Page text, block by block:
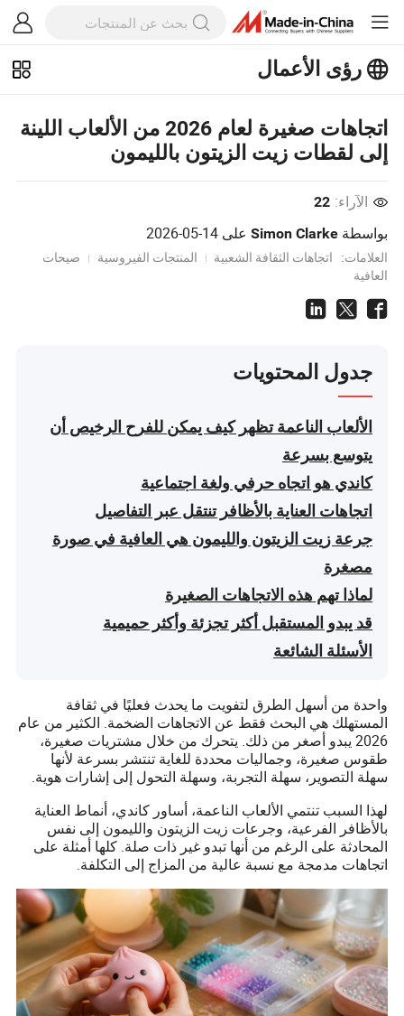
رؤى الأعمال
اتجاهات صغيرة لعام 2026 من الألعاب اللينة
إلى لقطات زيت الزيتون بالليمون
الآراء: 22
بواسطةSimon Clarke على2026-05-14
العلامات: اتجاهات الثقافة الشعبية المنتجات الفيروسية
صيحات
العافية
جدول المحتويات
الألعاب الناعمة تظهر كيف يمكن للفرح الرخيص أن
يتوسع بسرعة
كاندي هو اتجاه حرفي ولغة اجتماعية
اتجاهات العناية بالأظافر تنتقل عبر التفاصيل
جرعة زيت الزيتون والليمون هي العافية في صورة
مصغرة
لماذا تهم هذه الاتجاهات الصغيرة
قد يبدو المستقبل أكثر تجزئة وأكثر حميمية
الأسئلة الشائعة
واحدة من أسهل الطرق لتفويت ما يحدث فعليًا في ثقافة
المستهلك هي البحث فقط عن الاتجاهات الضخمة. الكثير من عام
2026 يبدو أصغر من ذلك. يتحرك من خلال مشتريات صغيرة،
طقوس صغيرة، وجماليات محددة للغاية تنتشر بسرعة لأنها
سهلة التصوير، سهلة التجربة، وسهلة التحول إلى إشارات هوية.
لهذا السبب تنتمي الألعاب الناعمة، أساور كاندي، أنماط العناية
بالأظافر الفرعية، وجرعات زيت الزيتون والليمون إلى نفس
المحادثة على الرغم من أنها تبدو غير ذات صلة. كلها أمثلة على
اتجاهات مدمجة مع نسبة عالية من المزاج إلى التكلفة.